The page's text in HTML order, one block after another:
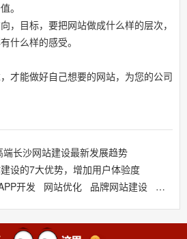
。
，目标，要把网站做成什么样的层次，
什么样的感受。
才能做好自己想要的网站，为您的公司
端长沙网站建设最新发展趋势
设的7大优势，增加用户体验度
开发 网站优化 品牌网站建设 响应